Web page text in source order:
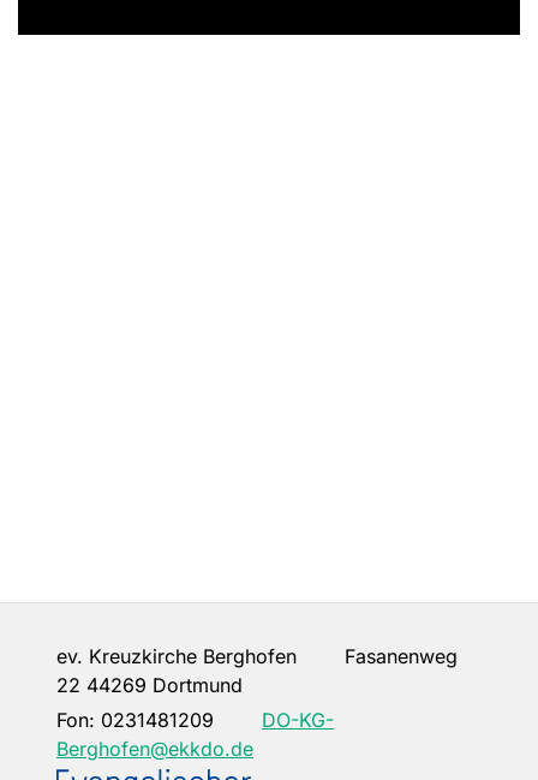
ev. Kreuzkirche Berghofen Fasanenweg
22 44269 Dortmund
Fon: 0231481209
DO-KG-
Berghofen@ekkdo.de